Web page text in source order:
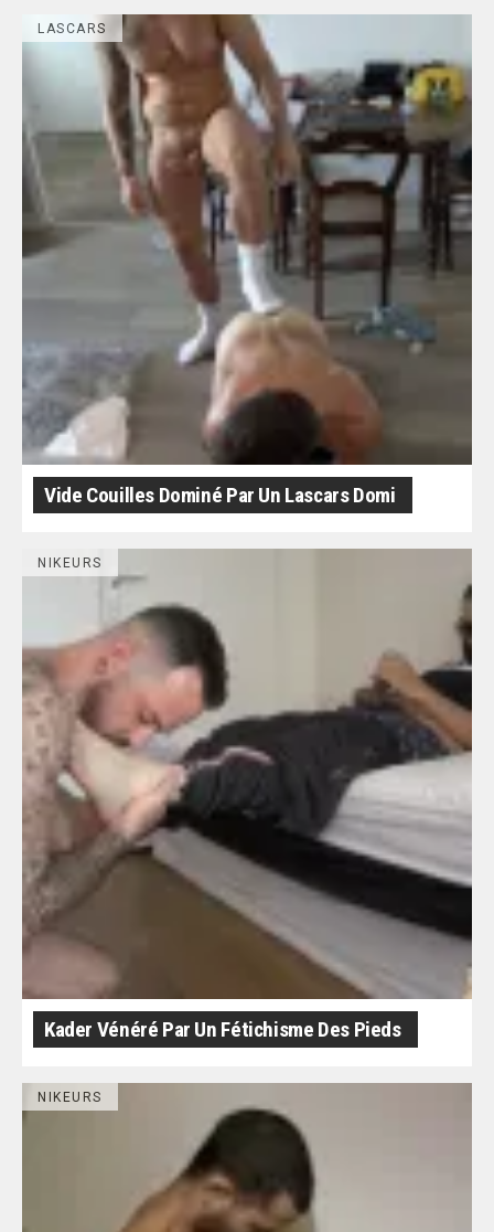
LASCARS
Vide Couilles Dominé Par Un Lascars Domi
NIKEURS
Kader Vénéré Par Un Fétichisme Des Pieds
NIKEURS